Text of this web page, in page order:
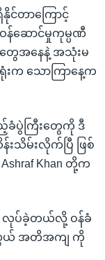
တာကြောင့်
ဝန်ဆောင်မှုကုမ္ပဏီ
တွေအနေနဲ့ အသုံးမ
းက သောကြာနေ့က
ခံပွဲကြီးတွေကို ဒီ
းသိမ်းလိုက်ပြီ ဖြစ်
Ashraf Khan တို့က
မှု လုပ်ခဲ့တယ်လို့ ဝန်ခံ
ယ် အတိအကျ ကို